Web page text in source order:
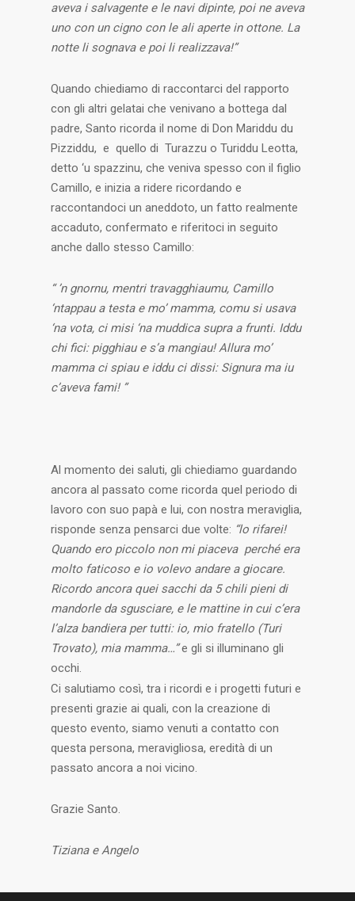
aveva i salvagente e le navi dipinte, poi ne aveva
uno con un cigno con le ali aperte in ottone. La
notte li sognava e poi li realizzava!”
Quando chiediamo di raccontarci del rapporto
con gli altri gelatai che venivano a bottega dal
padre, Santo ricorda il nome di Don Mariddu du
Pizziddu, e quello di Turazzu o Turiddu Leotta,
detto ‘u spazzinu, che veniva spesso con il figlio
Camillo, e inizia a ridere ricordando e
raccontandoci un aneddoto, un fatto realmente
accaduto, confermato e riferitoci in seguito
anche dallo stesso Camillo:
“ ’n gnornu, mentri travagghiaumu, Camillo
‘ntappau a testa e mo’ mamma, comu si usava
‘na vota, ci misi ‘na muddica supra a frunti. Iddu
chi fici: pigghiau e s’a mangiau! Allura mo’
mamma ci spiau e iddu ci dissi: Signura ma iu
c’aveva fami! ”
Al momento dei saluti, gli chiediamo guardando
ancora al passato come ricorda quel periodo di
lavoro con suo papà e lui, con nostra meraviglia,
risponde senza pensarci due volte: “lo rifarei!
Quando ero piccolo non mi piaceva perché era
molto faticoso e io volevo andare a giocare.
Ricordo ancora quei sacchi da 5 chili pieni di
mandorle da sgusciare, e le mattine in cui c’era
l’alza bandiera per tutti: io, mio fratello (Turi
Trovato), mia mamma…”e gli si illuminano gli
occhi.
Ci salutiamo così, tra i ricordi e i progetti futuri e
presenti grazie ai quali, con la creazione di
questo evento, siamo venuti a contatto con
questa persona, meravigliosa, eredità di un
passato ancora a noi vicino.
Grazie Santo.
Tiziana e Angelo